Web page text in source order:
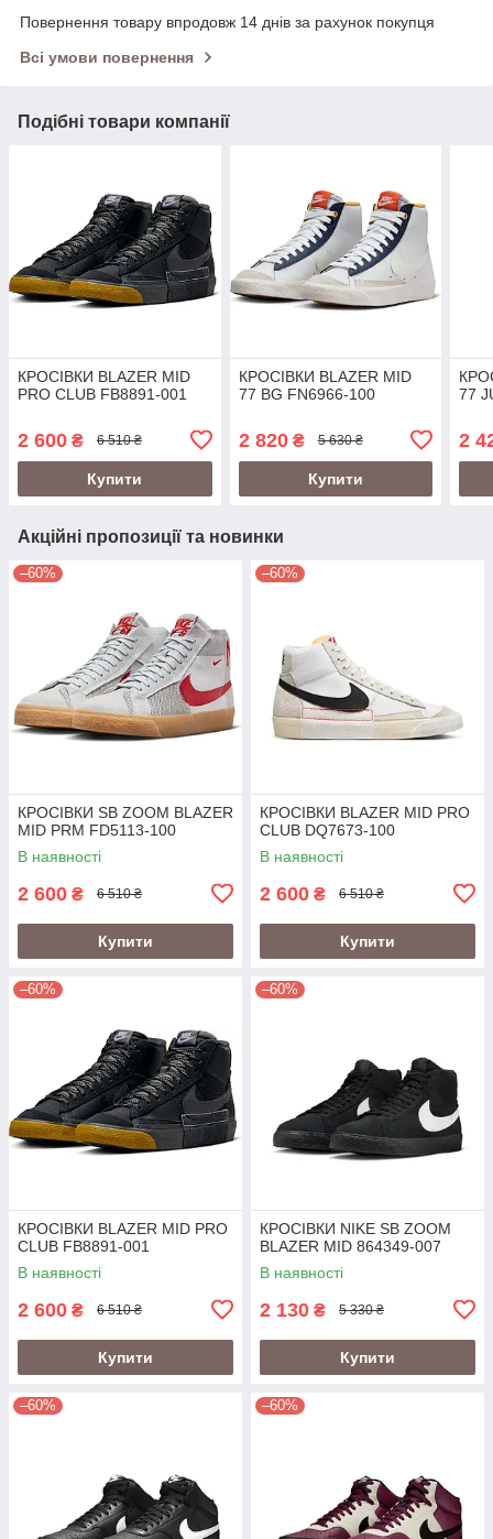
Повернення товару впродовж 14 днів за рахунок покупця
Всі умови повернення
Подібні товари компанії
КРОСІВКИ BLAZER MID
PRO CLUB FB8891-001
2 600 ₴ 6 510 ₴
Купити
КРОСІВКИ BLAZER MID
77 BG FN6966-100
2 820₴ 5 630 ₴
Купити
77
2
Акційні пропозиції та новинки
–60%
КРОСІВКИ SB ZOOM BLAZER
MID PRM FD5113-100
В наявності
2 600 ₴ 6 510 ₴
Купити
–60%
КРОСІВКИ BLAZER MID PRO
CLUB DQ7673-100
В наявності
2 600 ₴ 6 510 ₴
Купити
–60%
КРОСІВКИ BLAZER MID PRO
CLUB FB8891-001
В наявності
2 600 ₴ 6 510 ₴
Купити
–60%
КРОСІВКИ NIKE SB ZOOM
BLAZER MID 864349-007
В наявності
2 130 ₴ 5 330 ₴
Купити
–60% –60%